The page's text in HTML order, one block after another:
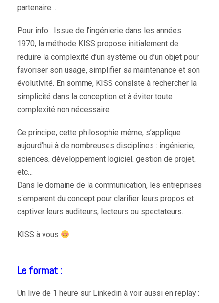
partenaire…
Pour info : Issue de l’ingénierie dans les années
1970, la méthode KISS propose initialement de
réduire la complexité d’un système ou d’un objet pour
favoriser son usage, simplifier sa maintenance et son
évolutivité. En somme, KISS consiste à rechercher la
simplicité dans la conception et à éviter toute
complexité non nécessaire.
Ce principe, cette philosophie même, s’applique
aujourd’hui à de nombreuses disciplines : ingénierie,
sciences, développement logiciel, gestion de projet,
etc…
Dans le domaine de la communication, les entreprises
s’emparent du concept pour clarifier leurs propos et
captiver leurs auditeurs, lecteurs ou spectateurs.
KISS à vous
Le format :
Un live de 1 heure sur Linkedin à voir aussi en replay :